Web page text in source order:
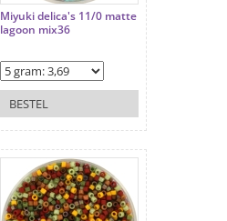
Miyuki delica's 11/0 matte
lagoon mix36
BESTEL